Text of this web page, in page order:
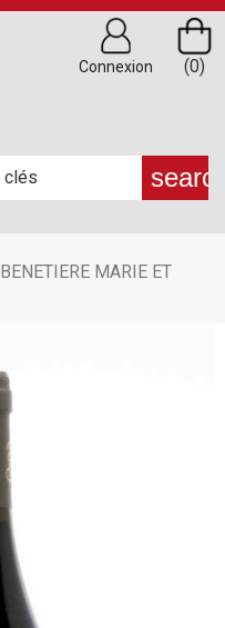
(0)
Connexion
BENETIERE MARIE ET